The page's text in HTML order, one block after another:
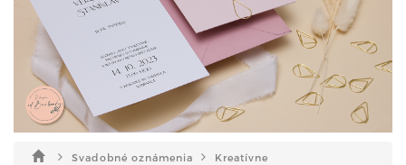
Svadobné oznámenia Kreatívne